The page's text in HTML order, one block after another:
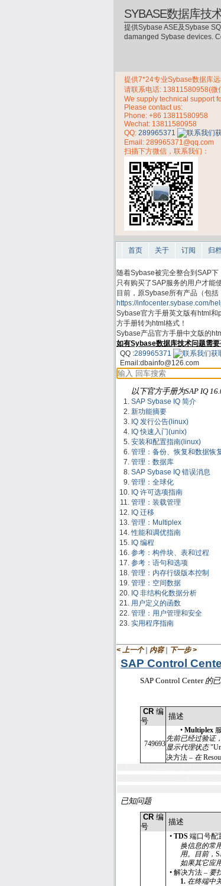
SYBASE数据库技
提供Sybase ASE及Sybase
damanged Sybase devices.
提供7*24专业Sybase数据库
请联系电话: 13811580958(微
We supply technical support
Please contact us:
Phone: +86 13811580958
Wechat: 13811580958
QQ: 289965371
Email: 289965371@qq.com
扫描下方微信，联系我们：
首页 关于 订阅 归
随着Sybase被完全整合到SAP
只有购买了SAP服务的用户才能
目前，原Sybase所有产品（包
https://infocenter.sybase.com/
Sybase官方手册英文版有html
方手册转为html格式！
Sybase产品官方手册中文版的
如有Sybase数据库技术问题需要
QQ :289965371
Email:dbainfo@126.com
以下官方手册为SAP IQ
SAP Sybase IQ 简介
新功能摘要
IQ 发行公告(linux)
IQ 快速入门(unix)
安装和配置指南(linux)
管理：备份、恢复和数据恢
管理：数据库
SAP Sybase IQ 错误消息
管理：全球化
IQ 许可选项指南
管理：装载管理
IQ 迁移
管理：Multiplex
性能和调优指南
IQ 编程
参考：构件块、表和过程
参考：语句和选项
管理：内存行级版本控制
管理：空间数据
IQ 非结构化数据分析
用户定义的函数
管理：用户管理和安全
实用程序指南
< 上一个 | 内容 | 下一步 >
SAP Control
SAP Control Center 的
CR编
号
描述
749693
•Multiplex
先前已经过验证
显示代理状态
决方法 – 在
已知问题
CR编
号
描述
• TDS 端口号配
换信息的常
用。目前，
如果其它应
• 解决方法 – 要
1. 在终端中